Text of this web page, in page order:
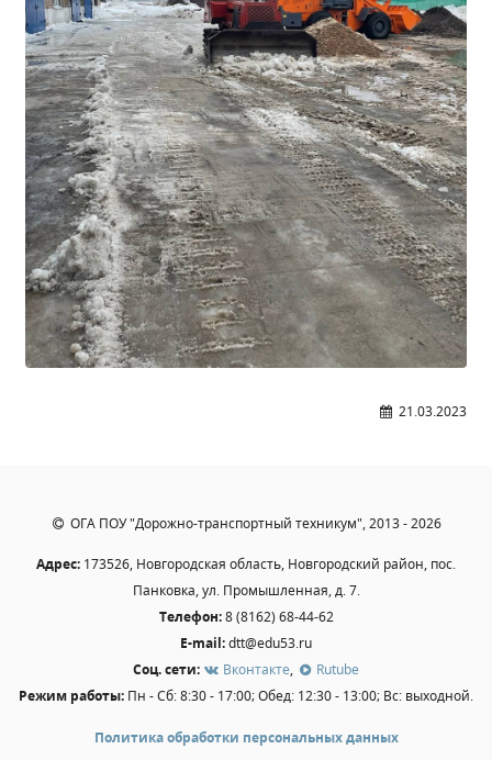
21.03.2023
ОГА ПОУ "Дорожно-транспортный техникум", 2013 - 2026
Адрес: 173526, Новгородская область, Новгородский район, пос.
Панковка, ул. Промышленная, д. 7.
Телефон:8 (8162) 68-44-62
E-mail:dtt@edu53.ru
Соц. сети:
Вконтакте,
Rutube
Режим работы: Пн - Сб: 8:30 - 17:00; Обед: 12:30 - 13:00; Вс: выходной.
Политика обработки персональных данных